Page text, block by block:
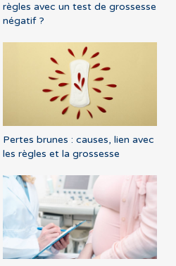
règles avec un test de grossesse
négatif ?
Pertes brunes : causes, lien avec
les règles et la grossesse